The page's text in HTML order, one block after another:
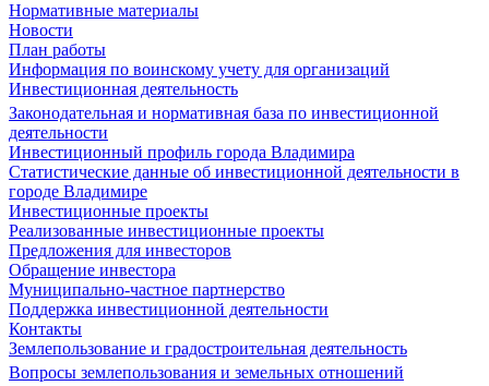
Нормативные материалы
Новости
План работы
Информация по воинскому учету для организаций
Инвестиционная деятельность
Законодательная и нормативная база по инвестиционной
деятельности
Инвестиционный профиль города Владимира
Статистические данные об инвестиционной деятельности в
городе Владимире
Инвестиционные проекты
Реализованные инвестиционные проекты
Предложения для инвесторов
Обращение инвестора
Муниципально-частное партнерство
Поддержка инвестиционной деятельности
Контакты
Землепользование и градостроительная деятельность
Вопросы землепользования и земельных отношений